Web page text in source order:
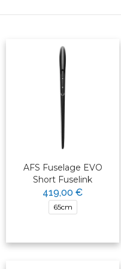
AFS Fuselage EVO
Short Fuselink
419,00 €
65cm